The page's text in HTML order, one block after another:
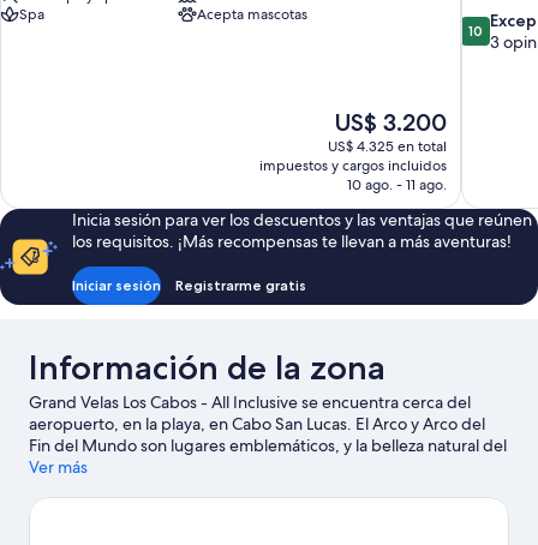
Spa
Acepta mascotas
El
precio
actual
es
de
US$ 3.200
US$ 3.200
US$ 4.325 en total
impuestos y cargos incluidos
10 ago. - 11 ago.
10.0
de
10
3
Inicia sesión para ver los descuentos y las ventajas que reúnen
los requisitos. ¡Más recompensas te llevan a más aventuras!
Iniciar sesión Registrarme gratis
Información de la zona
Grand Velas Los Cabos - All Inclusive se encuentra cerca del
aeropuerto, en la playa, en Cabo San Lucas. El Arco y Arco del
Fin del Mundo son lugares emblemáticos, y la belleza natural del
área puede apreciarse en Playa Chileno y Playa Palmilla. ¿Viajas
evento o partido en Gimnasio Rudos. Encontrarás muchas
Ver más